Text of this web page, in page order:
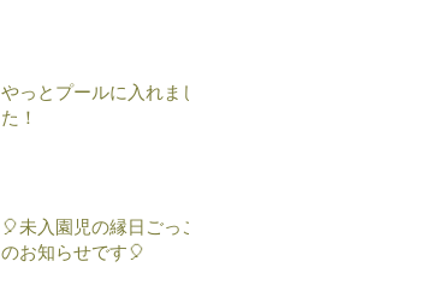
やっとプールに入れまし
た！
🎈未入園児の縁日ごっこ
のお知らせです🎈